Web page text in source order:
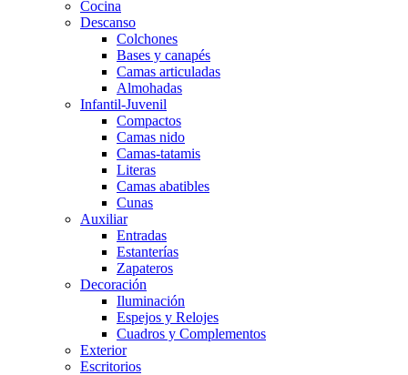
Cocina
Descanso
Colchones
Bases y canapés
Camas articuladas
Almohadas
Infantil-Juvenil
Compactos
Camas nido
Camas-tatamis
Literas
Camas abatibles
Cunas
Auxiliar
Entradas
Estanterías
Zapateros
Decoración
Iluminación
Espejos y Relojes
Cuadros y Complementos
Exterior
Escritorios